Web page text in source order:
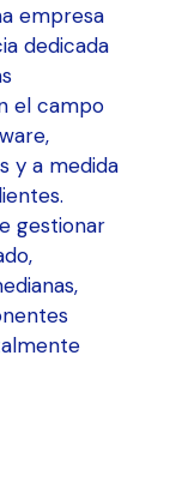
empresa
dedicada
el campo
y a medida
gestionar